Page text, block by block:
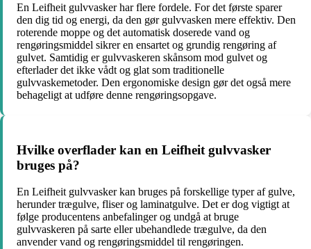
En Leifheit gulvvasker har flere fordele. For det første sparer
den dig tid og energi, da den gør gulvvasken mere effektiv. Den
roterende moppe og det automatisk doserede vand og
rengøringsmiddel sikrer en ensartet og grundig rengøring af
gulvet. Samtidig er gulvvaskeren skånsom mod gulvet og
efterlader det ikke vådt og glat som traditionelle
gulvvaskemetoder. Den ergonomiske design gør det også mere
behageligt at udføre denne rengøringsopgave.
Hvilke overflader kan en Leifheit gulvvasker
bruges på?
En Leifheit gulvvasker kan bruges på forskellige typer af gulve,
herunder trægulve, fliser og laminatgulve. Det er dog vigtigt at
følge producentens anbefalinger og undgå at bruge
gulvvaskeren på sarte eller ubehandlede trægulve, da den
anvender vand og rengøringsmiddel til rengøringen.